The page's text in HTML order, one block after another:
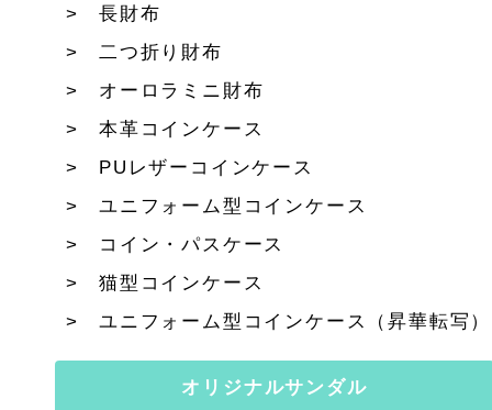
長財布
二つ折り財布
オーロラミニ財布
本革コインケース
PUレザーコインケース
ユニフォーム型コインケース
コイン・パスケース
猫型コインケース
ユニフォーム型コインケース（昇華転写）
オリジナルサンダル